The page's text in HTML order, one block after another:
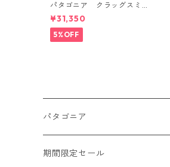
パタゴニア クラッグスミ
ス パック 45L ブラック 480
66 Patagonia Cragsmith
Pack 日本正規品
¥31,350
5%OFF
パタゴニア
メンズ
期間限定セール